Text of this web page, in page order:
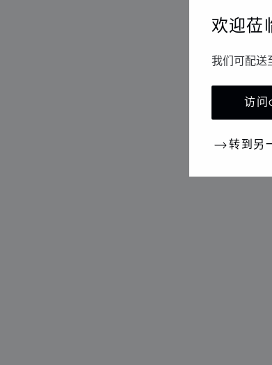
欢迎莅
我们可配送
访问
转到另